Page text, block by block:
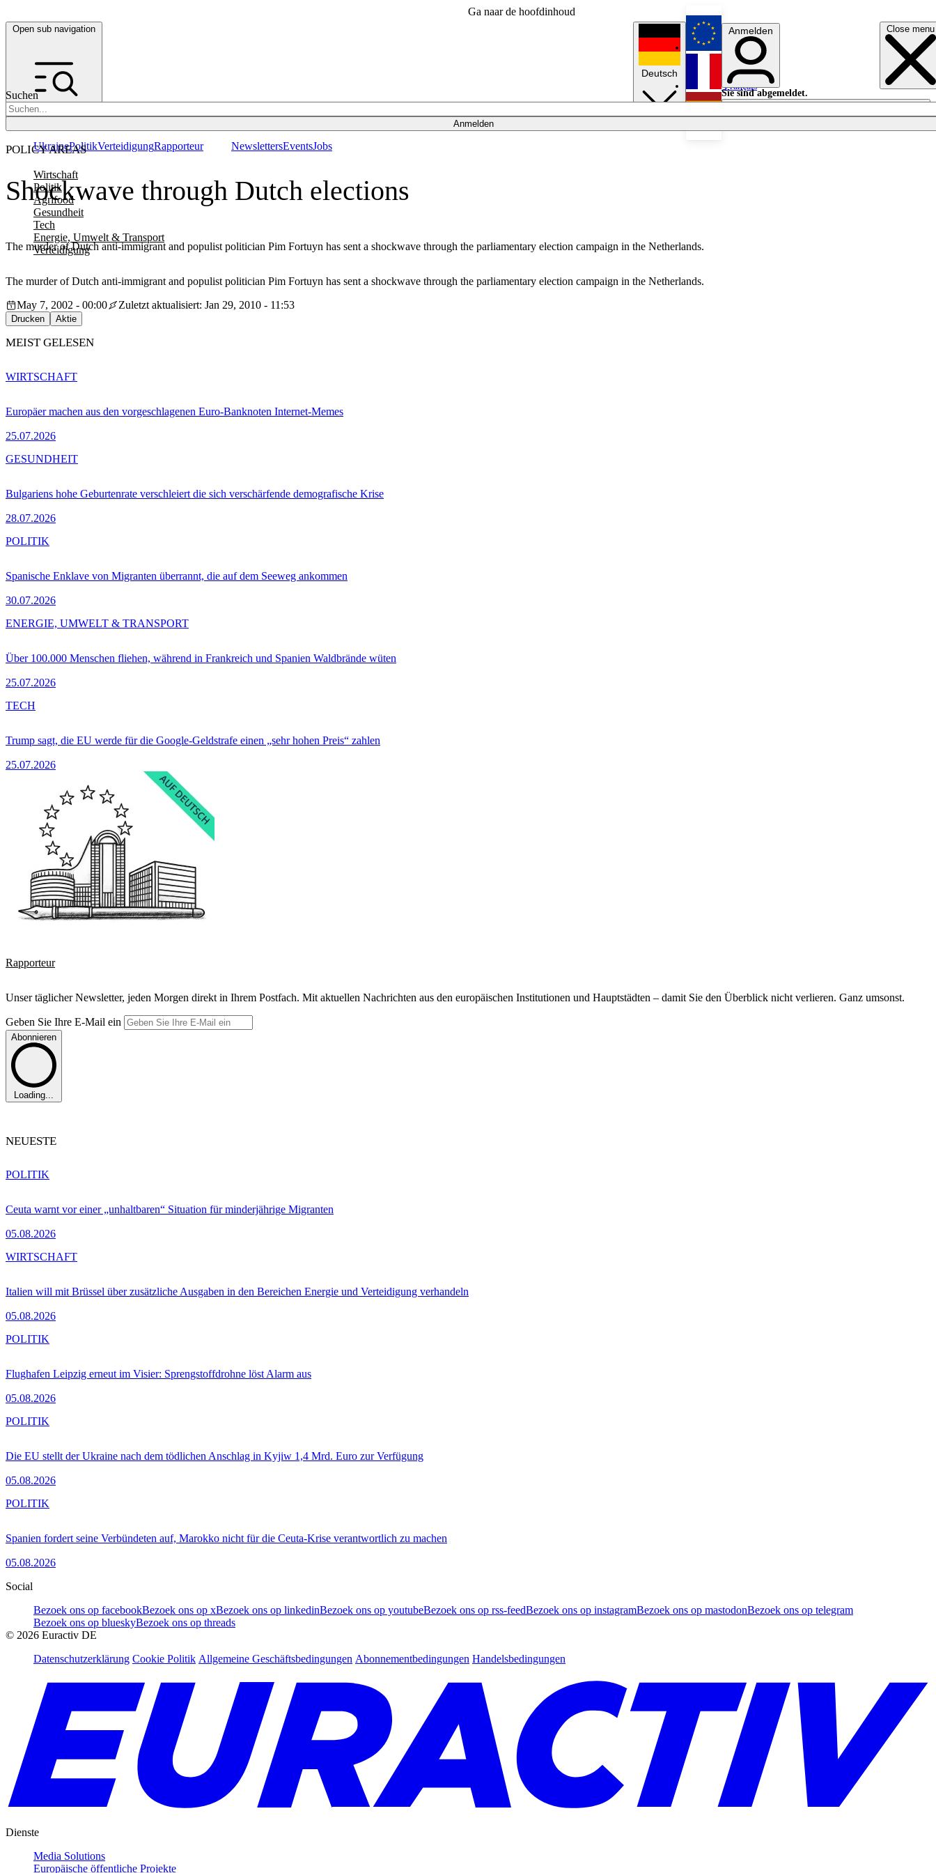
Ga naar de hoofdinhoud
Open sub navigation Close menu
Suchen
Anmelden
POLICY AREAS
Wirtschaft
Politik
Agrifood
Gesundheit
Tech
Energie, Umwelt & Transport
Verteidigung
UkrainePolitikVerteidigungRapporteur NewslettersEventsJobs
Deutsch
English
Français
Anmelden
Sie sind abgemeldet.
Anmelden
Licht aus
Shockwave through Dutch elections
The murder of Dutch anti-immigrant and populist politician Pim Fortuyn has sent a shockwave through the parliamentary election campaign in the Netherlands.
The murder of Dutch anti-immigrant and populist politician Pim Fortuyn has sent a shockwave through the parliamentary election campaign in the Netherlands.
May 7, 2002 - 00:00
Zuletzt aktualisiert: Jan 29, 2010 - 11:53
Drucken Aktie
MEIST GELESEN
Europäer machen aus den vorgeschlagenen Euro-Banknoten Internet-Memes
25.07.2026
WIRTSCHAFT
Bulgariens hohe Geburtenrate verschleiert die sich verschärfende demografische Krise
28.07.2026
GESUNDHEIT
Spanische Enklave von Migranten überrannt, die auf dem Seeweg ankommen
30.07.2026
POLITIK
Über 100.000 Menschen fliehen, während in Frankreich und Spanien Waldbrände wüten
25.07.2026
ENERGIE, UMWELT & TRANSPORT
Trump sagt, die EU werde für die Google-Geldstrafe einen „sehr hohen Preis“ zahlen
25.07.2026
TECH
Rapporteur
Unser täglicher Newsletter, jeden Morgen direkt in Ihrem Postfach. Mit aktuellen Nachrichten aus den europäischen Institutionen und Hauptstädten – damit Sie den Überblick nicht verlieren. Ganz umsonst.
Geben Sie Ihre E-Mail ein
Abonnieren
Loading...
NEUESTE
Ceuta warnt vor einer „unhaltbaren“ Situation für minderjährige Migranten
05.08.2026
POLITIK
Italien will mit Brüssel über zusätzliche Ausgaben in den Bereichen Energie und Verteidigung verhandeln
05.08.2026
WIRTSCHAFT
Flughafen Leipzig erneut im Visier: Sprengstoffdrohne löst Alarm aus
05.08.2026
POLITIK
Die EU stellt der Ukraine nach dem tödlichen Anschlag in Kyjiw 1,4 Mrd. Euro zur Verfügung
05.08.2026
POLITIK
Spanien fordert seine Verbündeten auf, Marokko nicht für die Ceuta-Krise verantwortlich zu machen
05.08.2026
POLITIK
Social
Bezoek ons op facebookBezoek ons op xBezoek ons op linkedinBezoek ons op youtubeBezoek ons op rss-feedBezoek ons op instagramBezoek ons op mastodonBezoek ons op telegram
Bezoek ons op blueskyBezoek ons op threads
© 2026 Euractiv DE
Datenschutzerklärung Cookie Politik Allgemeine Geschäftsbedingungen Abonnementbedingungen Handelsbedingungen
Dienste
Media Solutions
Europäische öffentliche Projekte